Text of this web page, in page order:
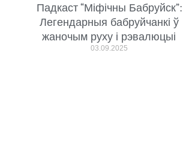
Падкаст “Міфічны Бабруйск”:
Легендарныя бабруйчанкі ў
жаночым руху і рэвалюцыі
03.09.2025